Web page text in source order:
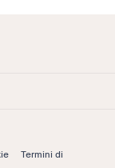
Termini di